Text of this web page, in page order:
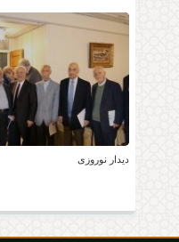
دیدار نوروزی